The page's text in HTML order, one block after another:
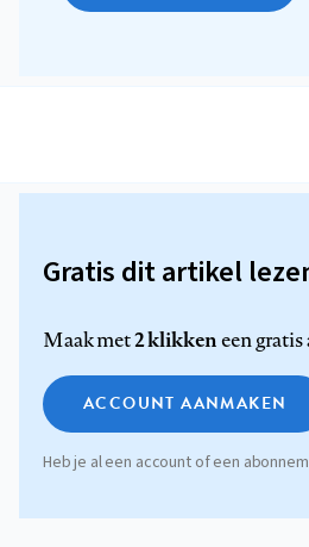
Gratis dit artikel
Maak met2 klikkeneen
ACCOUNT AANMAKEN
Heb je al een account of een